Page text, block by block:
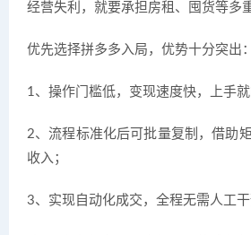
经营失利，就要承担房租、囤货等多
优先选择拼多多入局，优势十分突出：
1、操作门槛低，变现速度快，上手就
2、流程标准化后可批量复制，借助
收入；
3、实现自动化成交，全程无需人工干